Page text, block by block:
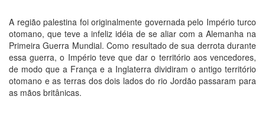
A região palestina foi originalmente governada pelo Império turco
otomano, que teve a infeliz idéia de se aliar com a Alemanha na
Primeira Guerra Mundial. Como resultado de sua derrota durante
essa guerra, o Império teve que dar o território aos vencedores,
de modo que a França e a Inglaterra dividiram o antigo território
otomano e as terras dos dois lados do rio Jordão passaram para
as mãos britânicas.